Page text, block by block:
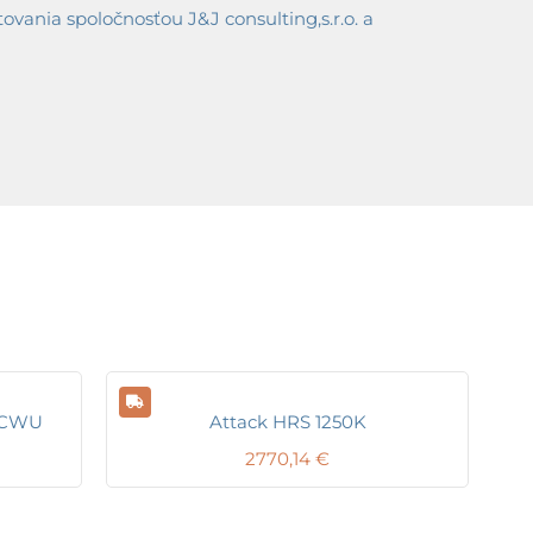
spoločnosťou J&J consulting,s.r.o. a
Attack HRS 1250K
2770,14 €